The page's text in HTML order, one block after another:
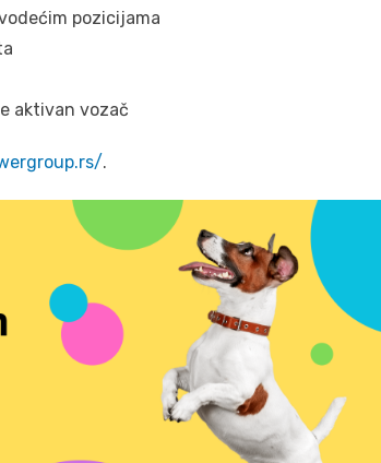
pozicijama
aktivan vozač
.